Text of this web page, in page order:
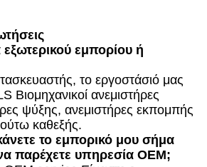
εξωτερικού εμπορίου ή
το εργοστάσιό μας
Βιομηχανικοί ανεμιστήρες
ψύξης, ανεμιστήρες εκπομπής
καθεξής.
το εμπορικό μου σήμα
παρέχετε υπηρεσία OEM;